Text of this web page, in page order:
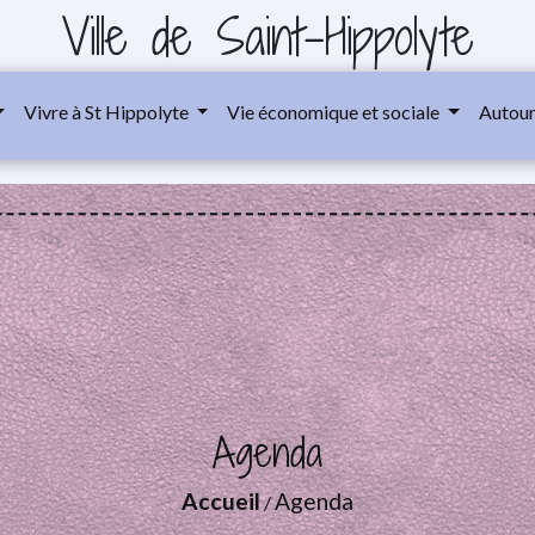
Ville de Saint-Hippolyte
Vivre à St Hippolyte Vie économique et sociale
Agenda
Accueil/Agenda